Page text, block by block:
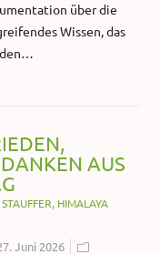
über die
Wissen, das
AUS
HIMALAYA
Juni 2026